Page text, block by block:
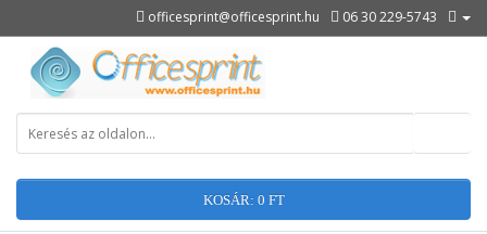
officesprint@officesprint.hu 06 30 229-5743
KOSÁR: 0 FT